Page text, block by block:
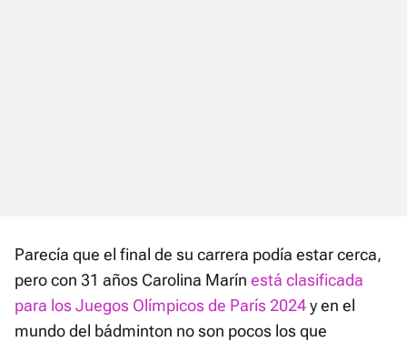
Parecía que el final de su carrera podía estar cerca,
pero con 31 años Carolina Marín está clasificada
para los Juegos Olímpicos de París 2024y en el
mundo del bádminton no son pocos los que